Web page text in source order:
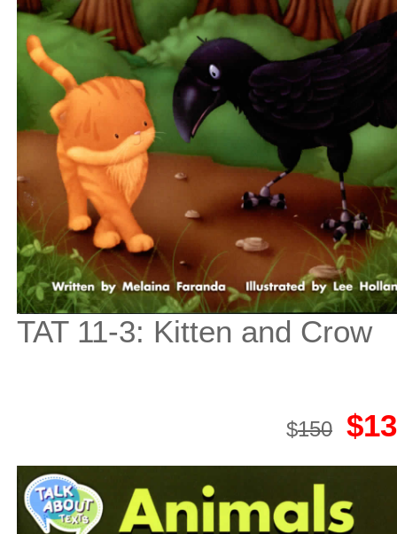
TAT 11-3: Kitten and Crow
$150